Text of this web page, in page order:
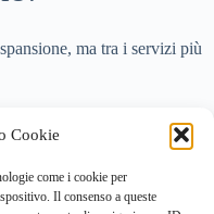
Cookie
come i cookie per
Il consenso a queste
ma tra i servizi più
tasse, bollette e altri servizi.
documenti amministrativi.
ai bonus a cui hai diritto.